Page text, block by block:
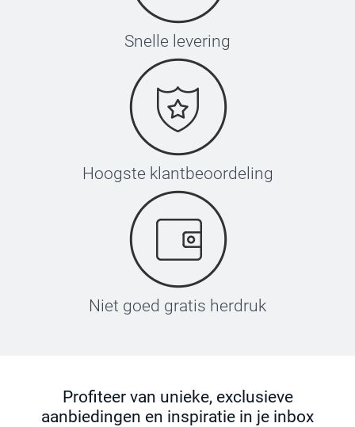
Snelle levering
Hoogste klantbeoordeling
Niet goed gratis herdruk
Profiteer van unieke, exclusieve
aanbiedingen en inspiratie in je inbox